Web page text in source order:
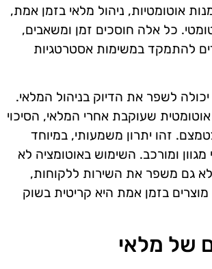
אוטומטיות, ניהול מלאי בזמן אמת,
כל אלה חוסכים זמן ומשאבים,
להתמקד במשימות אסטרטגיות
לשפר את הדיוק בניהול המלאי.
שעוקבת אחרי המלאי, הסיכוי
זהו יתרון משמעותי, במיוחד
ומורכב. השימוש באוטומציה לא
גם משפר את השירות ללקוחות,
בזמן אמת היא קריטית בשוק
של מלאי